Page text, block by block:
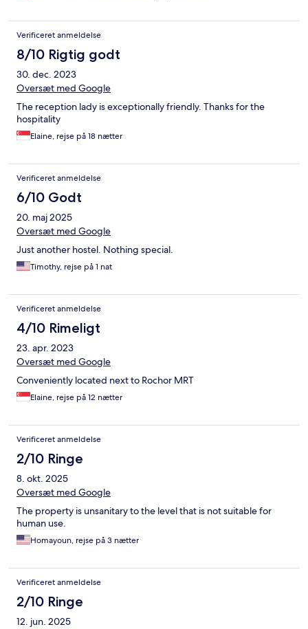
Verificeret anmeldelse
8/10 Rigtig godt
30. dec. 2023
Oversæt med Google
The reception lady is exceptionally friendly. Thanks for the
hospitality
Elaine, rejse på 18 nætter
Verificeret anmeldelse
6/10 Godt
20. maj 2025
Oversæt med Google
Just another hostel. Nothing special.
Timothy, rejse på 1 nat
Verificeret anmeldelse
4/10 Rimeligt
23. apr. 2023
Oversæt med Google
Conveniently located next to Rochor MRT
Elaine, rejse på 12 nætter
Verificeret anmeldelse
2/10 Ringe
8. okt. 2025
Oversæt med Google
The property is unsanitary to the level that is not suitable for
human use.
Homayoun, rejse på 3 nætter
Verificeret anmeldelse
2/10 Ringe
12. jun. 2025